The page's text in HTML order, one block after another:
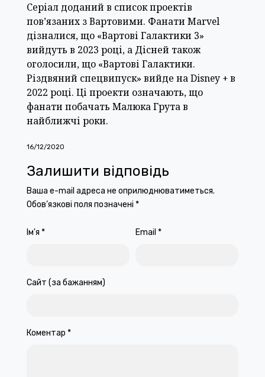
Серіал доданий в список проектів
пов’язаних з Вартовими. Фанати Marvel
дізналися, що «Вартові Галактики 3»
вийдуть в 2023 році, а Дісней також
оголосили, що «Вартові Галактики.
Різдвяний спецвипуск» вийде на Disney + в
2022 році. Ці проекти означають, що
фанати побачать Малюка Грута в
найближчі роки.
16/12/2020
Залишити відповідь
Ваша e-mail адреса не оприлюднюватиметься.
Обов’язкові поля позначені *
Ім'я * Email *
Сайт (за бажанням)
Коментар *